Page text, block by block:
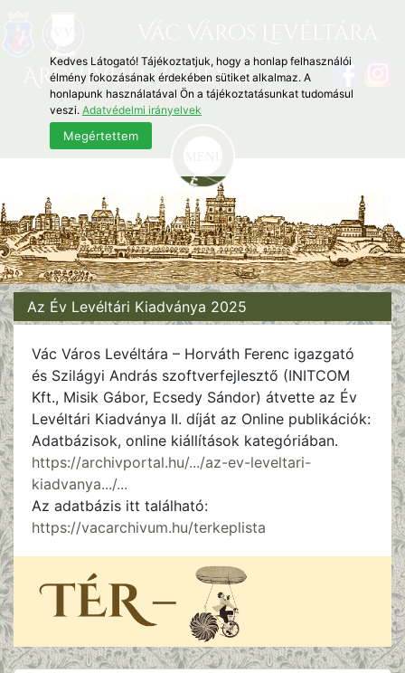
Archivum Vaciense
Az Év Levéltári Kiadványa 2025
Vác Város Levéltára – Horváth Ferenc igazgató
és Szilágyi András szoftverfejlesztő (INITCOM
Kft., Misik Gábor, Ecsedy Sándor) átvette az Év
Levéltári Kiadványa II. díját az Online publikációk:
Adatbázisok, online kiállítások kategóriában.
https://archivportal.hu/.../az-ev-leveltari-
kiadvanya.../...
Az adatbázis itt található:
https://vacarchivum.hu/terkeplista
Kedves Látogató! Tájékoztatjuk, hogy a honlap felhasználói
élmény fokozásának érdekében sütiket alkalmaz. A
honlapunk használatával Ön a tájékoztatásunkat tudomásul
veszi. Adatvédelmi irányelvek
Megértettem